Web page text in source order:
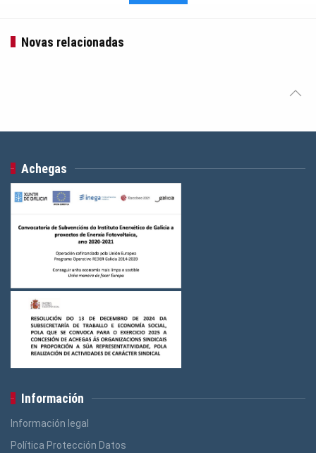
Novas relacionadas
Achegas
Información
Información legal
Política Protección Datos